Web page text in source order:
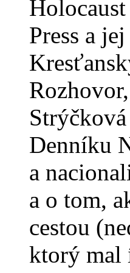
Press a
Denníku
a
a o tom,
cestou
ktorý mal